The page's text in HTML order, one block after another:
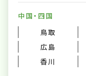
中国・四国
鳥取
広島
香川